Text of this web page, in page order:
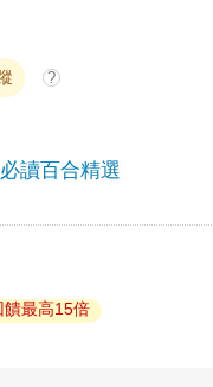
?
讀百合精選
最高15倍